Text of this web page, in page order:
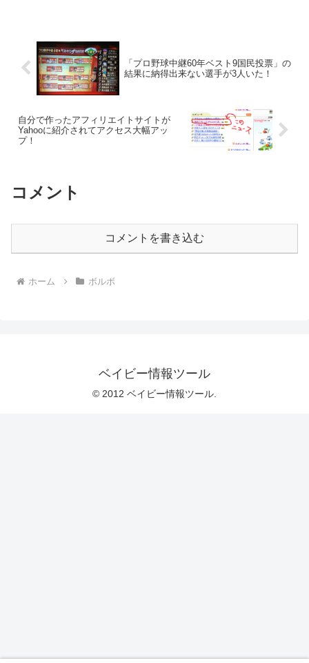
「プロ野球中継60年ベスト9国民投票」の
結果に納得出来ない選手が3人いた！
自分で作ったアフィリエイトサイトが
Yahooに紹介されてアクセス大幅アッ
プ！
コメント
コメントを書き込む
ホーム ボルボ
ベイビー情報ツール
© 2012 ベイビー情報ツール.